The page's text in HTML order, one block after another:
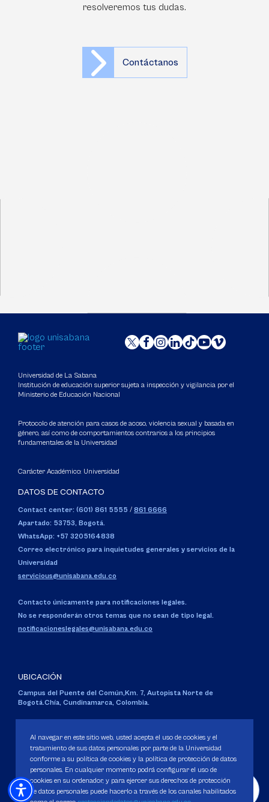
resolveremos tus dudas.
Contáctanos
Universidad de La Sabana
Institución de educación superior sujeta a inspección y vigilancia por el
Ministerio de Educación Nacional
Protocolo de atención para casos de acoso, violencia sexual y basada en
género, así como de comportamientos contrarios a los principios
fundamentales de la Universidad
Carácter Académico: Universidad
DATOS DE CONTACTO
Contact center: (601) 861 5555 / 861 6666
Apartado: 53753, Bogotá.
WhatsApp: +57 3205164838
Correo electrónico para inquietudes generales y servicios de la
Universidad
servicious@unisabana.edu.co
Contacto únicamente para notificaciones legales.
No se responderán otros temas que no sean de tipo legal.
notificacioneslegales@unisabana.edu.co
UBICACIÓN
Campus del Puente del Común,Km. 7, Autopista Norte de
Bogotá.Chía, Cundinamarca, Colombia.
Personería Jurídica:Resolución 130 del 14 de enero de 1980.
Ministerio de Educación Nacional.
Al navegar en este sitio web, usted acepta el uso de cookies y el
tratamiento de sus datos personales por parte de la Universidad
conforme a su política de cookies y la política de protección de datos
personales. En cualquier momento podrá configurar el uso de
cookies en su ordenador, y para ejercer sus derechos de protección
de datos personales puede hacerlo a través de los canales habilitados